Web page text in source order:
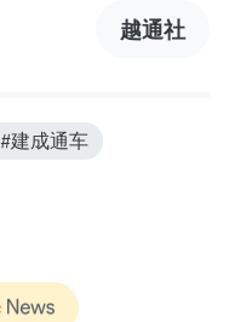
越通社
#建成通车